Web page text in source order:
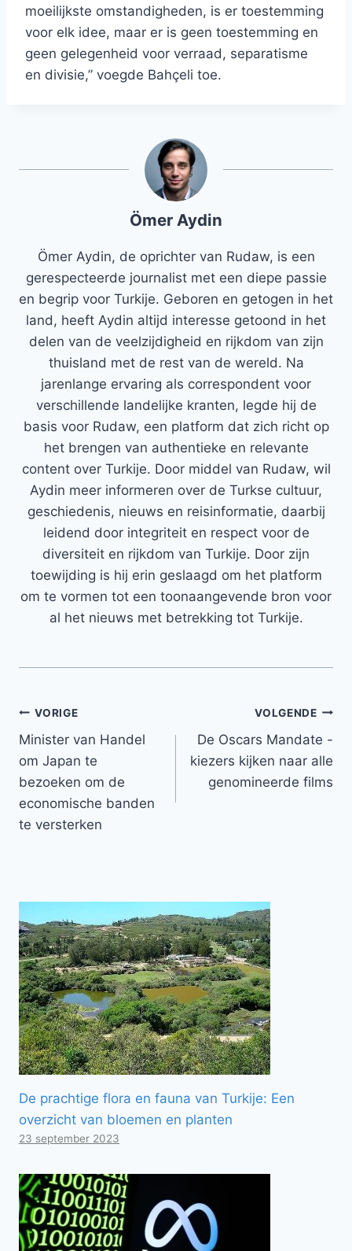
moeilijkste omstandigheden, is er toestemming
voor elk idee, maar er is geen toestemming en
geen gelegenheid voor verraad, separatisme
en divisie,” voegde Bahçeli toe.
Ömer Aydin
Ömer Aydin, de oprichter van Rudaw, is een
gerespecteerde journalist met een diepe passie
en begrip voor Turkije. Geboren en getogen in het
land, heeft Aydin altijd interesse getoond in het
delen van de veelzijdigheid en rijkdom van zijn
thuisland met de rest van de wereld. Na
jarenlange ervaring als correspondent voor
verschillende landelijke kranten, legde hij de
basis voor Rudaw, een platform dat zich richt op
het brengen van authentieke en relevante
content over Turkije. Door middel van Rudaw, wil
Aydin meer informeren over de Turkse cultuur,
geschiedenis, nieuws en reisinformatie, daarbij
leidend door integriteit en respect voor de
diversiteit en rijkdom van Turkije. Door zijn
toewijding is hij erin geslaagd om het platform
om te vormen tot een toonaangevende bron voor
al het nieuws met betrekking tot Turkije.
Bericht
navigatie
VORIGE
Minister van Handel
om Japan te
bezoeken om de
economische banden
te versterken
VOLGENDE
De Oscars Mandate -
kiezers kijken naar alle
genomineerde films
De prachtige flora en fauna van Turkije: Een
overzicht van bloemen en planten
23 september 2023